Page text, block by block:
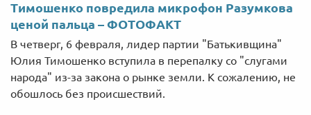
Тимошенко повредила микрофон Разумкова
ценой пальца – ФОТОФАКТ
В четверг, 6 февраля, лидер партии "Батькивщина"
Юлия Тимошенко вступила в перепалку со "слугами
народа" из-за закона о рынке земли. К сожалению, не
обошлось без происшествий.